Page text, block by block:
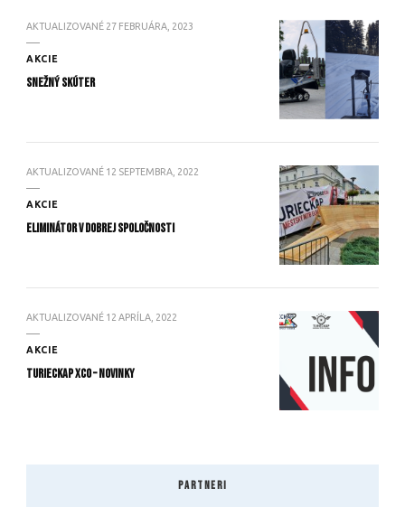
AKTUALIZOVANÉ 27 FEBRUÁRA, 2023
AKCIE
Snežný skúter
AKTUALIZOVANÉ 12 SEPTEMBRA, 2022
AKCIE
Eliminátor v dobrej spoločnosti
AKTUALIZOVANÉ 12 APRÍLA, 2022
AKCIE
TURIECKAP XCO – novinky
PARTNERI